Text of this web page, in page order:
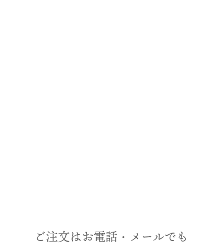
ご注文はお電話・メールでも